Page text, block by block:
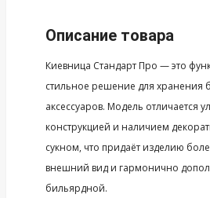
Описание товара
Киевница Стандарт Про — это
стильное решение для хранения
аксессуаров. Модель отличается
конструкцией и наличием
сукном, что придаёт изделию
внешний вид и гармонично
бильярдной.